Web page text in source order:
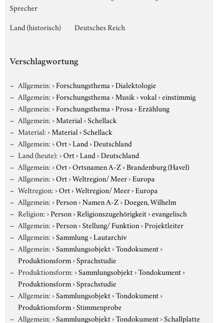
Sprecher
Land (historisch) Deutsches Reich
Verschlagwortung
Allgemein:›Forschungsthema›Dialektologie
Allgemein:›Forschungsthema›Musik›vokal›einstimmig
Allgemein:›Forschungsthema›Prosa›Erzählung
Allgemein:›Material›Schellack
Material:›Material›Schellack
Allgemein:›Ort›Land›Deutschland
Land (heute):›Ort›Land›Deutschland
Allgemein:›Ort›Ortsnamen A-Z›Brandenburg (Havel)
Allgemein:›Ort›Weltregion/ Meer›Europa
Weltregion:›Ort›Weltregion/ Meer›Europa
Allgemein:›Person›Namen A-Z›Doegen, Wilhelm
Religion:›Person›Religionszugehörigkeit›evangelisch
Allgemein:›Person›Stellung/ Funktion›Projektleiter
Allgemein:›Sammlung›Lautarchiv
Allgemein:›Sammlungsobjekt›Tondokument›
Produktionsform›Sprachstudie
Produktionsform:›Sammlungsobjekt›Tondokument›
Produktionsform›Sprachstudie
Allgemein:›Sammlungsobjekt›Tondokument›
Produktionsform›Stimmenprobe
Allgemein:›Sammlungsobjekt›Tondokument›Schallplatte